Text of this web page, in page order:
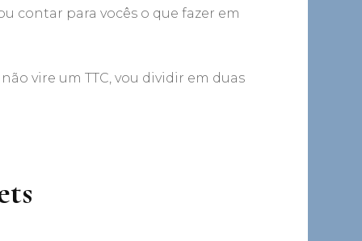
contar para vocês o que fazer em
vire um TTC, vou dividir em duas